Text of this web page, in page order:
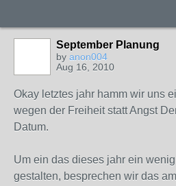
September Planung
by anon004
Aug 16, 2010
Okay letztes jahr hamm wir uns
wegen der Freiheit statt Angst
Datum.
Um ein das dieses jahr ein
gestalten, besprechen wir das